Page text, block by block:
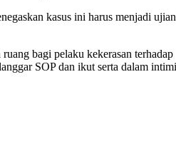
kasus ini harus menjadi
bagi pelaku kekerasan
SOP dan ikut serta dalam